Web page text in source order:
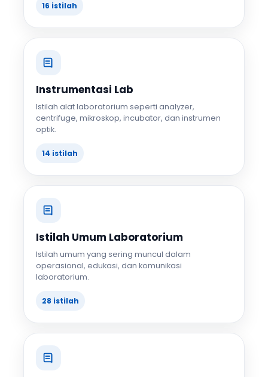
16 istilah
Instrumentasi Lab
Istilah alat laboratorium seperti analyzer,
centrifuge, mikroskop, incubator, dan instrumen
optik.
14 istilah
Istilah Umum Laboratorium
Istilah umum yang sering muncul dalam
operasional, edukasi, dan komunikasi
laboratorium.
28 istilah